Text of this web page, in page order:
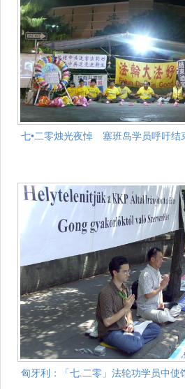
七•二零烛光夜悼 塞班岛学员呼吁结
匈牙利：「七.二零」法轮功学员中使